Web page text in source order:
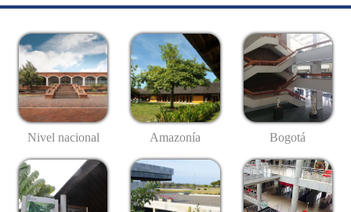
Nivel nacional Amazonía Bogotá